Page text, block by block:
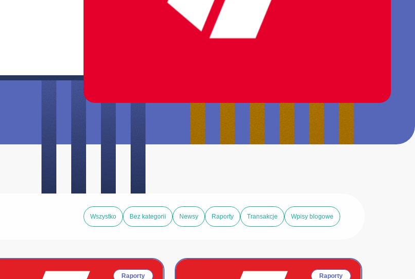
Wszystko Bez kategorii Newsy Raporty Transakcje Wpisy blogowe
Raporty Raporty